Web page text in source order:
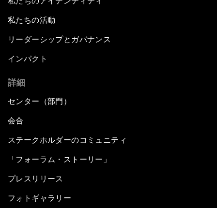
私たちの活動
リーダーシップとガバナンス
インパクト
詳細
センター（部門）
会合
ステークホルダーのコミュニティ
「フォーラム・ストーリー」
プレスリリース
フォトギャラリー